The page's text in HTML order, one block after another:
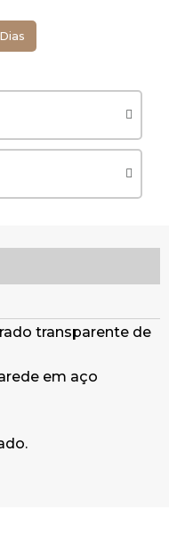
transparente de
em aço